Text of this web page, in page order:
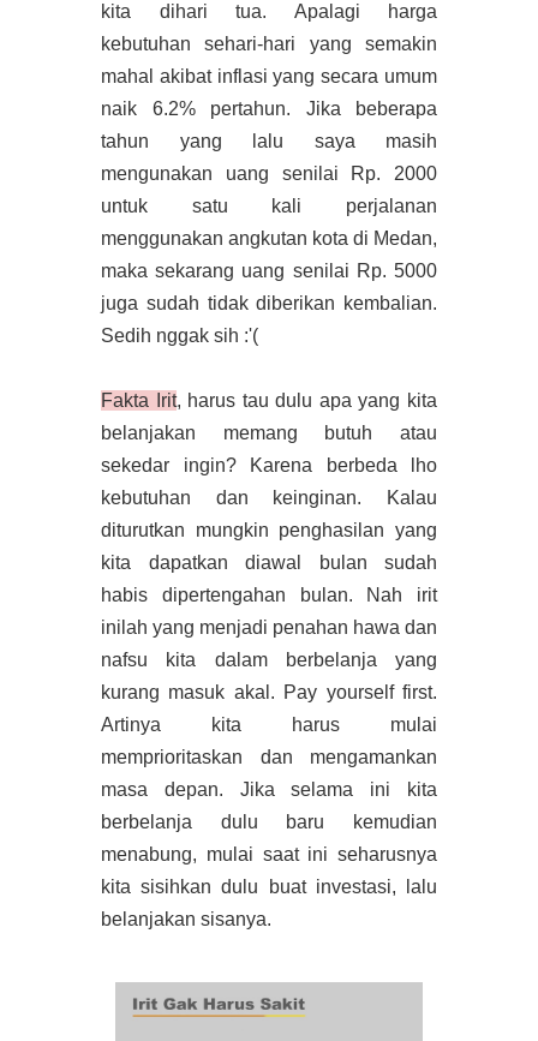
kita dihari tua. Apalagi harga
kebutuhan sehari-hari yang semakin
mahal akibat inflasi yang secara umum
naik 6.2% pertahun. Jika beberapa
tahun yang lalu saya masih
mengunakan uang senilai Rp. 2000
untuk satu kali perjalanan
menggunakan angkutan kota di Medan,
maka sekarang uang senilai Rp. 5000
juga sudah tidak diberikan kembalian.
Sedih nggak sih :'(
Fakta Irit, harus tau dulu apa yang kita
belanjakan memang butuh atau
sekedar ingin? Karena berbeda lho
kebutuhan dan keinginan. Kalau
diturutkan mungkin penghasilan yang
kita dapatkan diawal bulan sudah
habis dipertengahan bulan. Nah irit
inilah yang menjadi penahan hawa dan
nafsu kita dalam berbelanja yang
kurang masuk akal. Pay yourself first.
Artinya kita harus mulai
memprioritaskan dan mengamankan
masa depan. Jika selama ini kita
berbelanja dulu baru kemudian
menabung, mulai saat ini seharusnya
kita sisihkan dulu buat investasi, lalu
belanjakan sisanya.